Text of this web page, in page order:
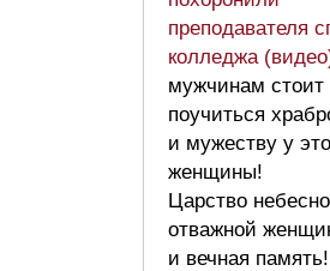
преподавателя
колледжа
мужчинам стоит
поучиться
и мужеству у
женщины!
Царство
отважной
и вечная